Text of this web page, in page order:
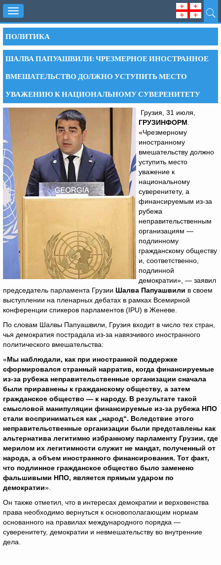
Toggle
navigation
ПОЛИТИКА
ШАЛВА ПАПУАШВИЛИ: ЧРЕЗМЕРНОЕ ИНОСТРАННОЕ
ВМЕШАТЕЛЬСТВО ДОЛЖНО УСТУПИТЬ МЕСТО
УВАЖЕНИЮ К НАЦИОНАЛЬНОМУ СУВЕРЕНИТЕТУ
Грузия, 31 июля,
ГРУЗИНФОРМ
«Чрезмерному
иностранному
вмешательству должно
уступить место
уважение к
национальному
суверенитету, а
финансируемым из-за
рубежа
неправительственным
организациям —
подлинному
гражданскому обществу
и, соответственно,
подлинной
демократии», — заявил
председатель парламента Грузии Шалва Папуашвили в своем
выступлении на пленарных дебатах в рамках Всемирной
конференции спикеров парламентов (IPU) в Женеве.
По словам Шалвы Папуашвили, Грузия входит в число тех стран,
чья демократия пострадала из-за навязчивого иностранного
политического вмешательства:
«Мы наблюдали, как при иностранной поддержке
сформировался странный нарратив, когда финансируемые
из-за рубежа неправительственные организации сначала
были приравнены к гражданскому обществу, а затем
гражданское общество — к народу. В результате такой
смысловой манипуляции финансируемые из-за рубежа НПО
стали восприниматься как „народ“. Вследствие этого
неправительственные организации были представлены как
альтернатива легитимно избранному парламенту Грузии, где
мерилом их легитимности служит не мандат, полученный от
народа, а объем иностранного финансирования. Тот факт,
что подлинное гражданское общество было заменено
фальшивыми НПО, является прямым ударом по
демократии».
Он также отметил, что в интересах демократии и верховенства
права необходимо вернуться к основополагающим нормам
основанного на правилах международного порядка —
суверенитету, демократии и невмешательству во внутренние
дела.